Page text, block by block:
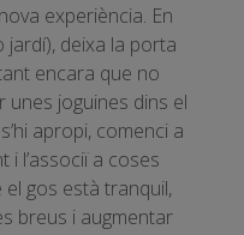
experiència. En
deixa la porta
encara que no
unes joguines dins el
apropi, comenci a
l’associï a coses
gos està tranquil,
breus i augmentar